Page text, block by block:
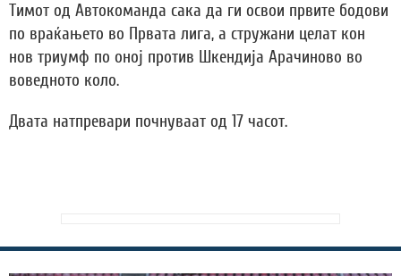
Тимот од Автокоманда сака да ги освои првите бодови
по враќањето во Првата лига, а стружани целат кон
нов триумф по оној против Шкендија Арачиново во
воведното коло.
Двата натпревари почнуваат од 17 часот.